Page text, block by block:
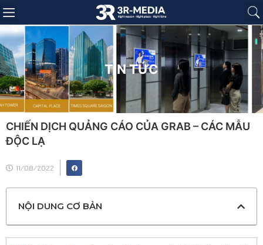
TIN TỨC
CHIẾN DỊCH QUẢNG CÁO CỦA GRAB – CÁC MẪU
ĐỘC LẠ
11/08/2022
NỘI DUNG CƠ BẢN